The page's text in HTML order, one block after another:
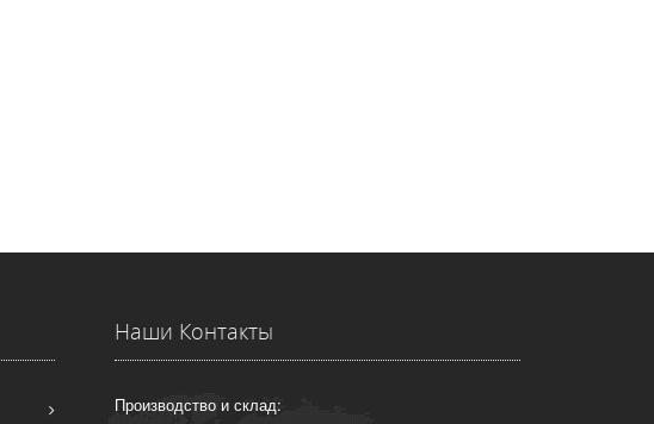
Наши Контакты
Производство и склад: